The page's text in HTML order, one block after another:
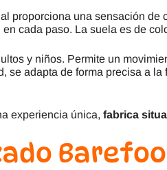
proporciona una sensación de
cada paso. La suela es de
y niños. Permite un
se adapta de forma precisa a
experiencia única, fabrica